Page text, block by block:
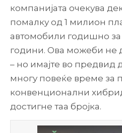
компанијата очекува
помалку од 1 милион
автомобили годишно
години. Ова можеби не
– но имајте во предвид
многу повеќе време за
конвенционални
достигне таа бројка.